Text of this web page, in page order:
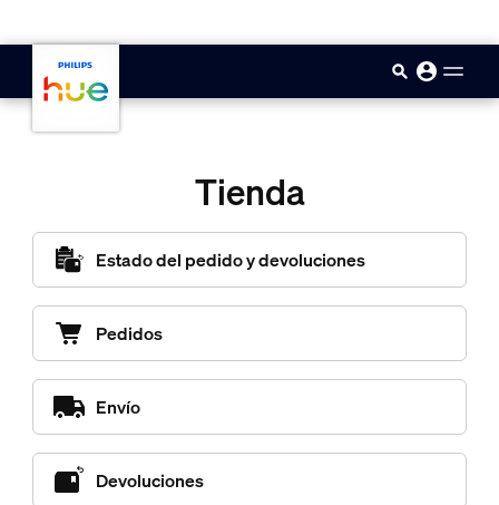
Tienda
Estado del pedido y devoluciones
Pedidos
Envío
Devoluciones